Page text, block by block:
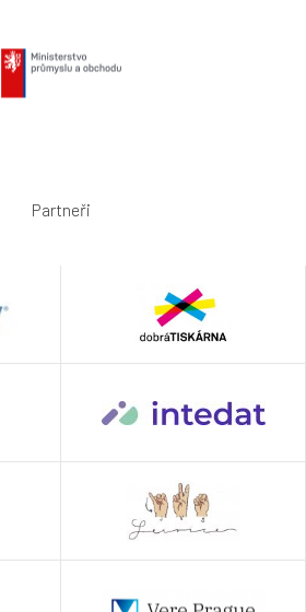
Partneři